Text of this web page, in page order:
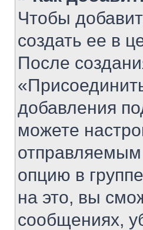
Чтобы
создать ее в
После
добавления
можете
опцию в
на это, вы
сообщениях,